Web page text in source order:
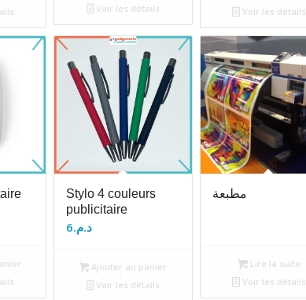
Voir les détails
Voir les détails
Stylo 4 couleurs
publicitaire
د.م.6
Ajouter au panier
Voir les détails
مطبعة
Lire la suite
Voir les détails